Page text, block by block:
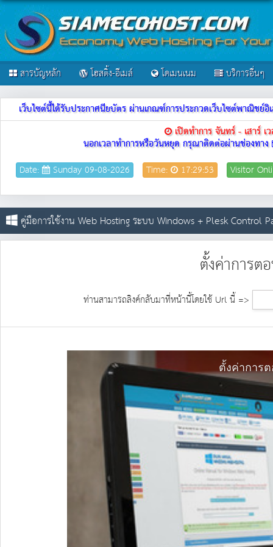
สารบัญหลัก โฮสติ้ง-อีเมล์ โดเมนเนม บริการอื่นๆ
เว็บไซต์นี้ได้รับประกาศนียบัตร ผ่านเกณฑ์การประกวดเว็บไซต์พาณิช
เปิดทำการ จันทร์ - เสาร์
นอกเวลาทำการหรือวันหยุด กรุณาติดต่อผ่านช่องทาง
Date: Sunday 09-08-2026 Time: 17:29:53 Visitor
คู่มือการใช้งาน Web Hosting ระบบ Windows + Plesk Control
ตั้งค่าการต
ท่านสามารถลิงค์กลับมาที่หน้านี้โดยใช้ Url นี้ =>
ตั้งค่าการ